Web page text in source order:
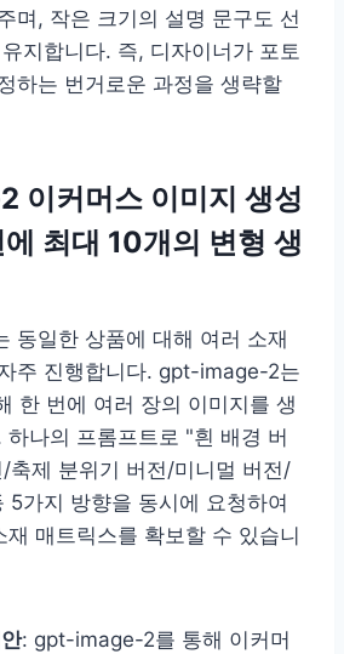
며, 작은 크기의 설명 문구도 선
지합니다. 즉, 디자이너가 포토
하는 번거로운 과정을 생략할
이커머스 이미지 생성
최대 10개의 변형 생
동일한 상품에 대해 여러 소재
주 진행합니다. gpt-image-2는
한 번에 여러 장의 이미지를 생
하나의 프롬프트로 "흰 배경 버
축제 분위기 버전/미니멀 버전/
5가지 방향을 동시에 요청하여
재 매트릭스를 확보할 수 있습니
: gpt-image-2를 통해 이커머